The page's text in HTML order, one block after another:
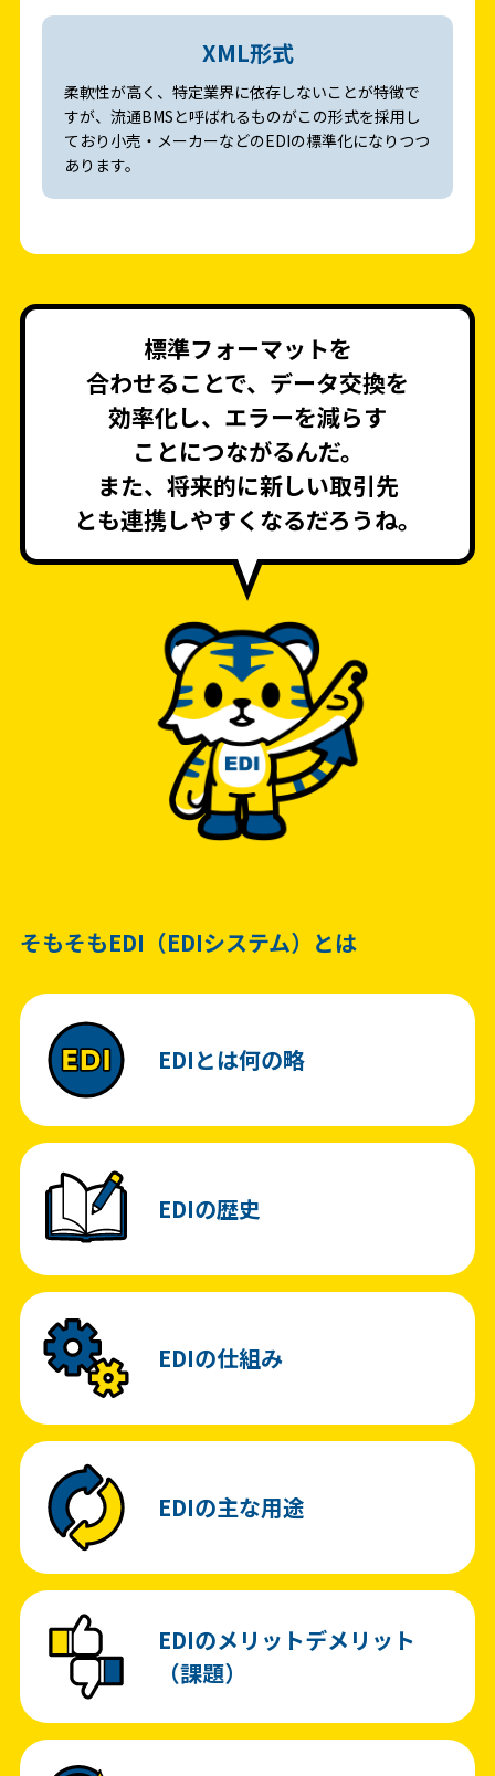
XML形式
柔軟性が高く、特定業界に依存しないことが特徴で
すが、流通BMSと呼ばれるものがこの形式を採用し
ており小売・メーカーなどのEDIの標準化になりつつ
あります。
標準フォーマットを
合わせることで、データ交換を
効率化し、エラーを減らす
ことにつながるんだ。
また、将来的に新しい取引先
とも連携しやすくなるだろうね。
そもそもEDI（EDIシステム）とは
EDIとは何の略
EDIの歴史
EDIの仕組み
EDIの主な用途
EDIのメリットデメリット
（課題）